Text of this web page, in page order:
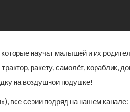
научат малышей и их
ракету, самолёт, кораблик,
на воздушной подушке!
все серии подряд на нашем